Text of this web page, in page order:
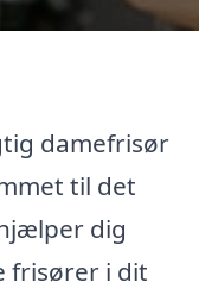
damefrisør
til det
dig
frisører i dit